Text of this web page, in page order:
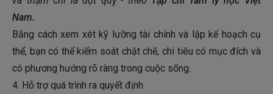
Nam.
Bằng cách xem xét kỹ lưỡng tài chính và lập kế hoạch cụ
thể, bạn có thể kiểm soát chặt chẽ, chi tiêu có mục đích và
có phương hướng rõ ràng trong cuộc sống.
4. Hỗ trợ quá trình ra quyết định